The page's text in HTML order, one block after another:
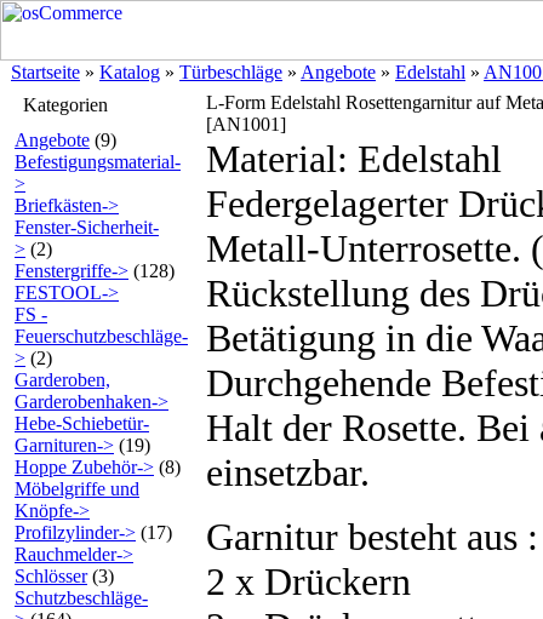
Startseite » Katalog » Türbeschläge » Angebote » Edelstahl »
Kategorien
Angebote (9)
Befestigungsmaterial-
>
Briefkästen->
Fenster-Sicherheit-
> (2)
Fenstergriffe-> (128)
FESTOOL->
FS -
Feuerschutzbeschläge-
> (2)
Garderoben,
Garderobenhaken->
Hebe-Schiebetür-
Garnituren-> (19)
Hoppe Zubehör-> (8)
Möbelgriffe und
Knöpfe->
Profilzylinder-> (17)
Rauchmelder->
Schlösser(3)
Schutzbeschläge-
L-Form Edelstahl Rosettengarnitur auf
[AN1001]
Material: Edelstahl
Federgelagerter
Metall-Unterrosette.
Rückstellung des
Betätigung in die
Durchgehende
Halt der Rosette.
einsetzbar.
Garnitur besteht aus :
2 x Drückern